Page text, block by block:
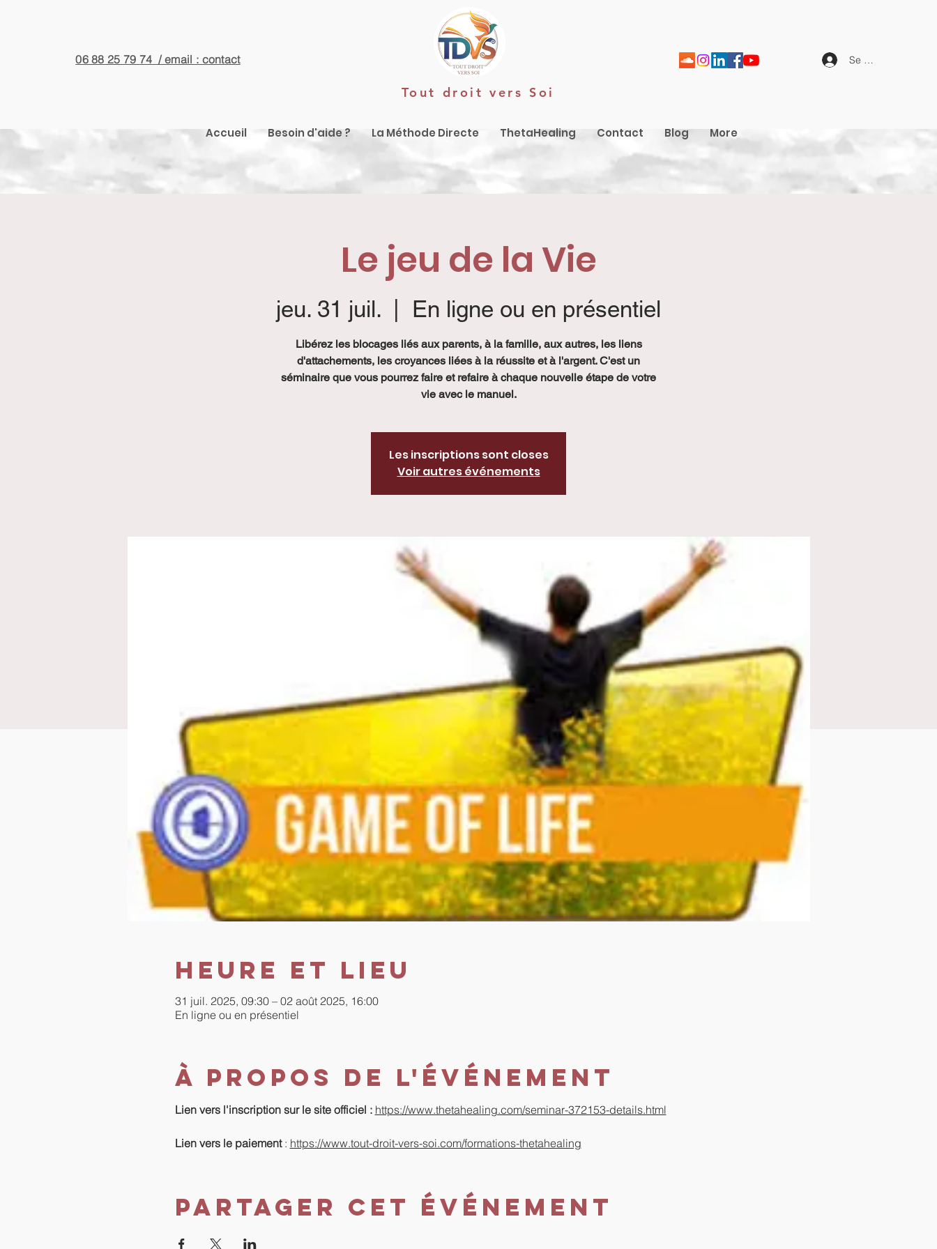
06 88 25 79 74 / email : contact
Tout droit vers Soi
Se connecter
Accueil Besoin d'aide ? La Méthode Directe ThetaHealing Contact Blog More
Le jeu de la Vie
jeu. 31 juil. En ligne ou en présentiel
Libérez les blocages liés aux parents, à la famille, aux autres, les liens
d'attachements, les croyances liées à la réussite et à l'argent. C'est un
séminaire que vous pourrez faire et refaire à chaque nouvelle étape de votre
vie avec le manuel.
Les inscriptions sont closes
Voir autres événements
Heure et lieu
31 juil. 2025, 09:30 – 02 août 2025, 16:00
En ligne ou en présentiel
À propos de l'événement
Lien vers l'inscription sur le site officiel : https://www.thetahealing.com/seminar-372153-details.html
Lien vers le paiement : https://www.tout-droit-vers-soi.com/formations-thetahealing
Partager cet événement